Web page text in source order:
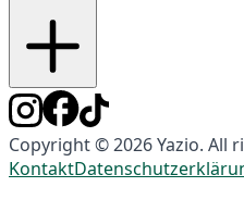
Copyright © 2026 Yazio. All
Kontakt